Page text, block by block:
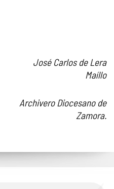
José Carlos de Lera
Maíllo
de
Zamora.